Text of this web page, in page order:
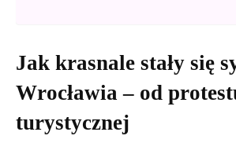
Jak krasnale stały się
Wrocławia – od
turystycznej